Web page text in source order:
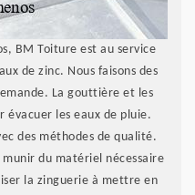
BM Toiture est au service
de zinc. Nous faisons des
La gouttière et les
évacuer les eaux de pluie.
des méthodes de qualité.
du matériel nécessaire
la zinguerie à mettre en